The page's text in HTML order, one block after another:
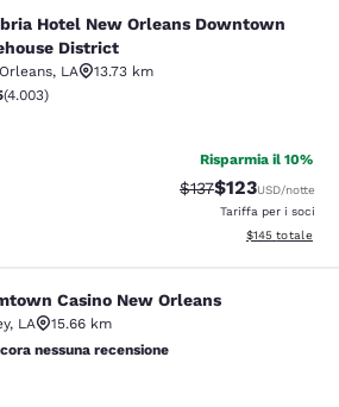
New Orleans
Hotel New Orleans Downtown
District
, LA
13.73 km
di 4.49 stelle. Ottimo. 4003 recensioni
(4.003)
Risparmia il 10%
Tariffa di
$137Tariffa
$123USD/notte
Tariffa per i soci
Visualizza i
$145 totale
New Orleans
Casino New Orleans
, LA
15.66 km
nessuna recensione
nessuna recensione